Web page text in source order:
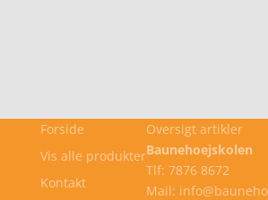
Forside
Vis alle produkter
Kontakt
Oversigt artikler
Baunehoejskolen
Tlf: 7876 8672
Mail: